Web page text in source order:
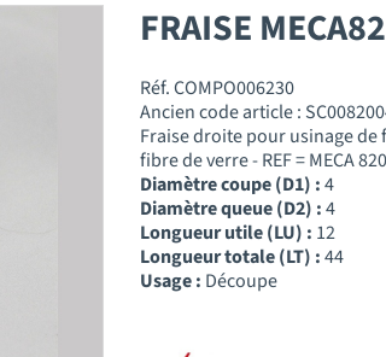
FRAISE
Réf. COMPO006230
Ancien code article :
Fraise droite pour usinage
fibre de verre - REF = MECA
Diamètre coupe (D1) :4
Diamètre queue (D2) :4
Longueur utile (LU) : 12
Longueur totale (LT) :44
Usage : Découpe